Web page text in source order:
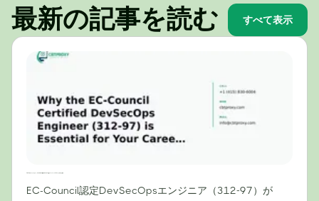
最新の記事を読む すべて表示
EC-Council認定DevSecOpsエンジニア（312-97）が